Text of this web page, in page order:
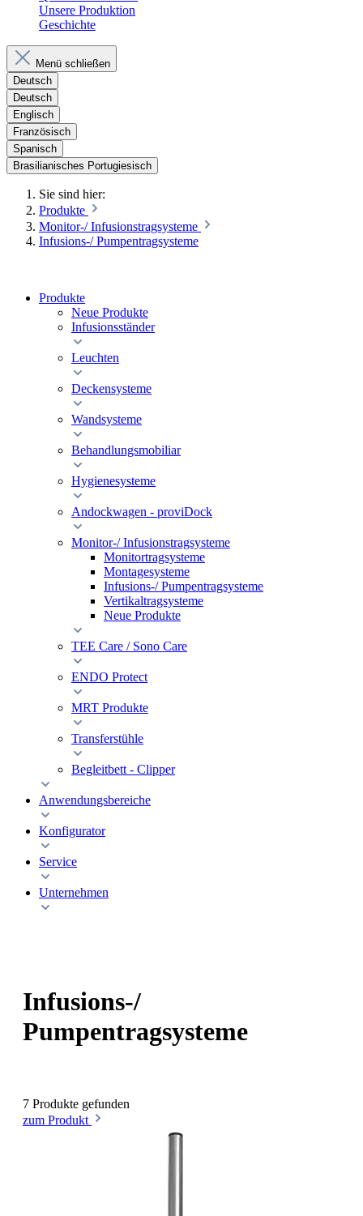
Unsere Produktion
Geschichte
Menü schließen
Deutsch
Deutsch
Englisch
Französisch
Spanisch
Brasilianisches Portugiesisch
Sie sind hier:
Produkte
Monitor-/ Infusionstragsysteme
Infusions-/ Pumpentragsysteme
Produkte
Neue Produkte
Infusionsständer
Leuchten
Deckensysteme
Wandsysteme
Behandlungsmobiliar
Hygienesysteme
Andockwagen - proviDock
Monitor-/ Infusionstragsysteme
Monitortragsysteme
Montagesysteme
Infusions-/ Pumpentragsysteme
Vertikaltragsysteme
Neue Produkte
TEE Care / Sono Care
ENDO Protect
MRT Produkte
Transferstühle
Begleitbett - Clipper
Anwendungsbereiche
Konfigurator
Service
Unternehmen
Infusions-/
Pumpentragsysteme
7 Produkte gefunden
zum Produkt